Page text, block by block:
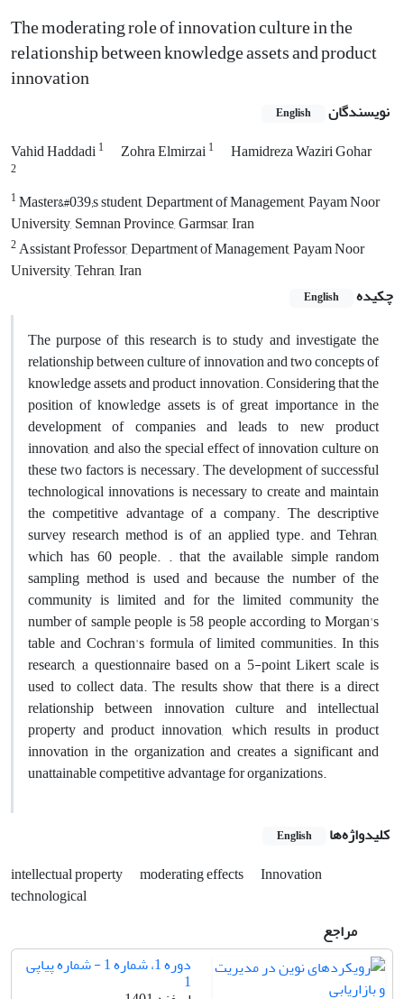
The moderating role of innovation culture in the
relationship between knowledge assets and product
innovation
نویسندگان English
Vahid Haddadi1 Zohra Elmirzai1 Hamidreza Waziri Gohar
2
1Master&#039;s student, Department of Management, Payam Noor
University, Semnan Province, Garmsar, Iran
2Assistant Professor, Department of Management, Payam Noor
University, Tehran, Iran
چکیده
English
The purpose of this research is to study and investigate the
relationship between culture of innovation and two concepts of
knowledge assets and product innovation. Considering that the
position of knowledge assets is of great importance in the
development of companies and leads to new product
innovation, and also the special effect of innovation culture on
these two factors is necessary. The development of successful
technological innovations is necessary to create and maintain
the competitive advantage of a company. The descriptive
survey research method is of an applied type. and Tehran,
which has 60 people. . that the available simple random
sampling method is used and because the number of the
community is limited and for the limited community the
number of sample people is 58 people according to Morgan's
table and Cochran's formula of limited communities. In this
research, a questionnaire based on a 5-point Likert scale is
used to collect data. The results show that there is a direct
relationship between innovation culture and intellectual
property and product innovation, which results in product
innovation in the organization and creates a significant and
unattainable competitive advantage for organizations.
کلیدواژه‌ها English
intellectual property moderating effects
Innovation
technological
مراجع
دوره 1، شماره 1 - شماره پیاپی
1